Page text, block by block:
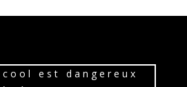
est dangereux